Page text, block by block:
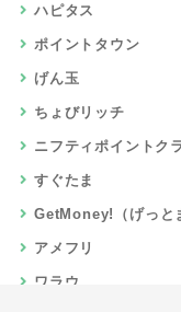
ハピタス
ポイントタウン
げん玉
ちょびリッチ
ニフティポイントク
すぐたま
GetMoney!（げっと
アメフリ
ワラウ